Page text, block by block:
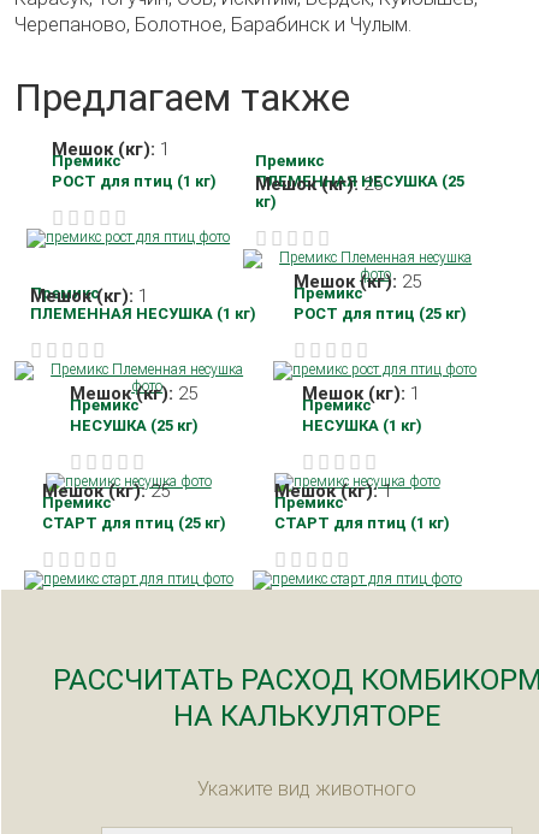
Черепаново, Болотное, Барабинск и Чулым.
Предлагаем также
Премикс
РОСТ для птиц (1 кг)
Мешок (кг): 1
Премикс
ПЛЕМЕННАЯ НЕСУШКА (25
кг)
Мешок (кг): 25
Премикс
ПЛЕМЕННАЯ НЕСУШКА (1 кг)
Мешок (кг): 1
Премикс
РОСТ для птиц (25 кг)
Мешок (кг): 25
Премикс
НЕСУШКА (25 кг)
Мешок (кг): 25
Премикс
НЕСУШКА (1 кг)
Мешок (кг): 1
Премикс
СТАРТ для птиц (25 кг)
Мешок (кг): 25
Премикс
СТАРТ для птиц (1 кг)
Мешок (кг): 1
РАССЧИТАТЬ РАСХОД
НА КАЛЬКУЛЯТОРЕ
Укажите вид животного